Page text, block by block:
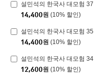
설민석의 한국사 대모험 37
14,400원 (10% 할인)
설민석의 한국사 대모험 35
14,400원 (10% 할인)
설민석의 한국사 대모험 34
12,600원 (10% 할인)